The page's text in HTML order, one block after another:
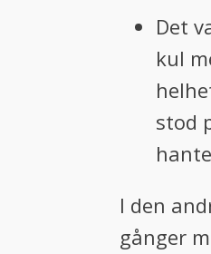
Det
kul
stod
I den
gånger